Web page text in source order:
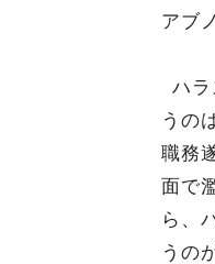
アブ
ハ
うの
職務
面で
ら、
うの